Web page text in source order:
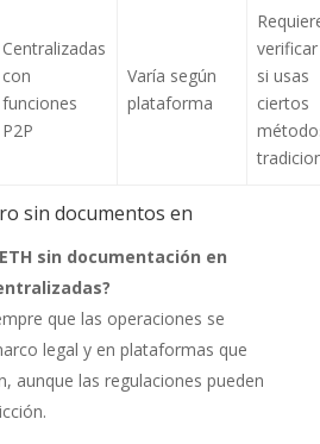
Centralizadas
con
funciones
P2P
Varía según
plataforma
si usas
ciertos
sin documentos en
sin documentación en
que las operaciones se
legal y en plataformas que
aunque las regulaciones pueden